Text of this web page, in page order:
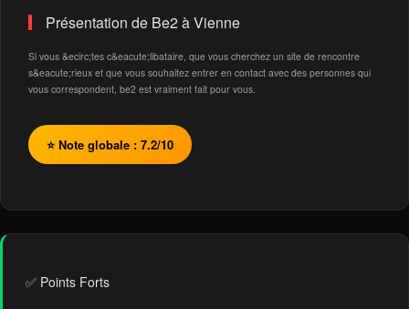
Présentation de Be2 à Vienne
Si vous &ecirc;tes c&eacute;libataire, que vous cherchez un site de rencontre
s&eacute;rieux et que vous souhaitez entrer en contact avec des personnes qui
vous correspondent, be2 est vraiment fait pour vous.
⭐ Note globale : 7.2/10
✅ Points Forts